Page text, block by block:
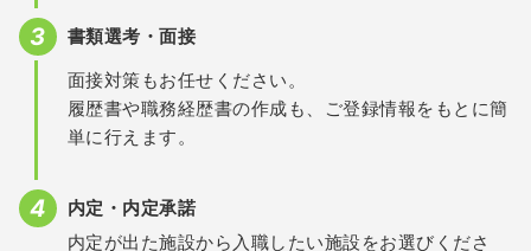
書類選考・面接
面接対策もお任せください。
履歴書や職務経歴書の作成も、ご登録情報をもとに簡
単に行えます。
内定・内定承諾
内定が出た施設から入職したい施設をお選びくださ